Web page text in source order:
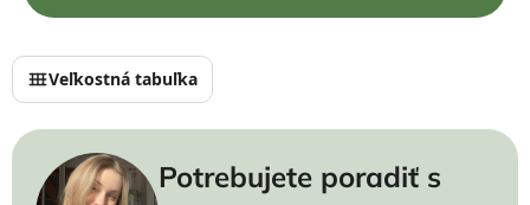
Veľkostná tabuľka
Potrebujete poradiť s